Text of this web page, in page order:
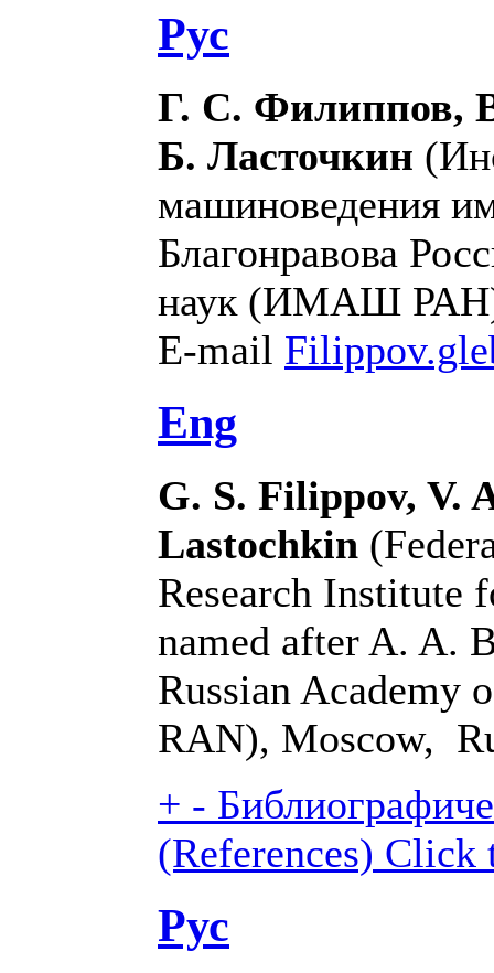
Рус
Г. С. Филиппов,
Б. Ласточкин
машиноведения
Благонравова
наук (ИМАШ
E-mail
Eng
G. S. Filippov, V.
Lastochkin
Research Institute
named after A. A.
Russian Academy
RAN), Moscow,
+ -
(References) Click
Рус